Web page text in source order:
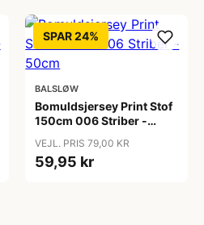
SPAR 24%
BALSLØW
Bomuldsjersey Print Stof
150cm 006 Striber -
VEJL. PRIS 79,00 KR
59,95 kr